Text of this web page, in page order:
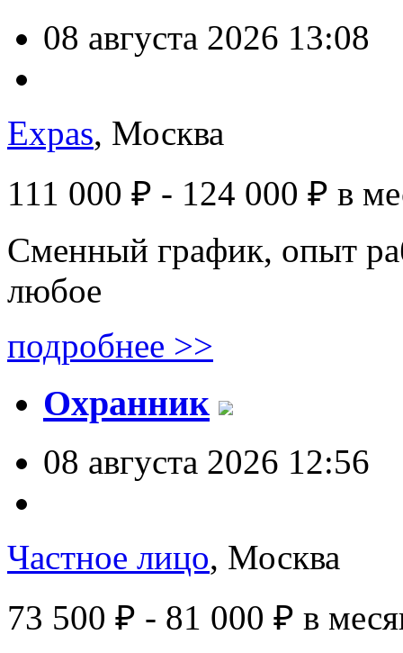
08 августа 2026 13:08
Expas, Москва
111 000 ₽ - 124 000 ₽ в
Сменный график, опыт
любое
подробнее >>
Охранник
08 августа 2026 12:56
Частное лицо, Москва
73 500 ₽ - 81 000 ₽ в